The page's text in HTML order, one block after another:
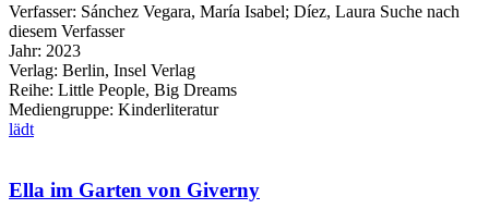
Verfasser: Sánchez Vegara, María Isabel; Díez, Laura Suche nach
diesem Verfasser
Jahr: 2023
Verlag: Berlin, Insel Verlag
Reihe: Little People, Big Dreams
Mediengruppe: Kinderliteratur
lädt
Ella im Garten von Giverny